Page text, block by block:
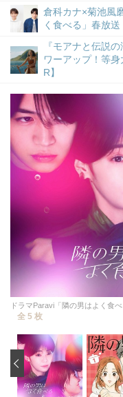
倉科カナ×菊池風
く食べる」春放送
『モアナと伝説
ワーアップ！等
R】
ドラマParavi「隣の男はよく食
全 5 枚
‹